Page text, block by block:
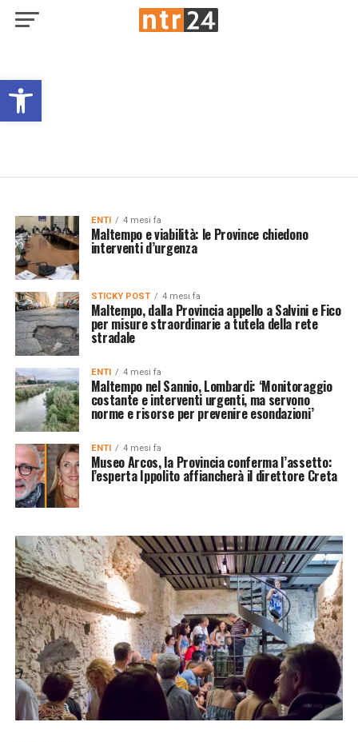
Open toolbar
ENTI 4 mesi fa
Maltempo e viabilità: le Province chiedono
interventi d’urgenza
STICKY POST 4 mesi fa
Maltempo, dalla Provincia appello a Salvini e Fico
per misure straordinarie a tutela della rete
stradale
ENTI 4 mesi fa
Maltempo nel Sannio, Lombardi: ‘Monitoraggio
costante e interventi urgenti, ma servono
norme e risorse per prevenire esondazioni’
ENTI 4 mesi fa
Museo Arcos, la Provincia conferma l’assetto:
l’esperta Ippolito affiancherà il direttore Creta